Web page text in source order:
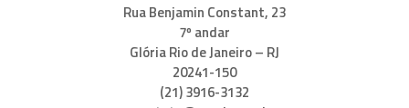
Rua Benjamin Constant, 23
7º andar
Glória Rio de Janeiro – RJ
20241-150
(21) 3916-3132